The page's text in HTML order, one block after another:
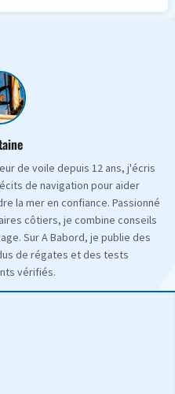
de voile depuis 12 ans, j'écris
de navigation pour aider
la mer en confiance. Passionné
côtiers, je combine conseils
Sur A Babord, je publie des
de régates et des tests
vérifiés.